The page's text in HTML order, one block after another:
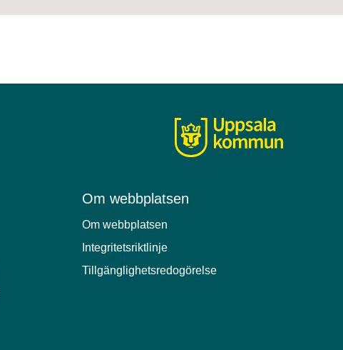
Om webbplatsen
Om webbplatsen
Integritetsriktlinje
Tillgänglighetsredogörelse